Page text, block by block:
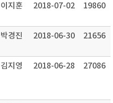
이지훈 2018-07-02 19860
박경진 2018-06-30 21656
김지영 2018-06-28 27086